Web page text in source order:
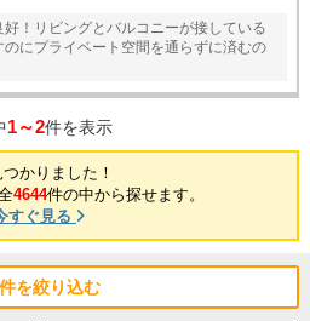
！リビングとバルコニーが接している
にプライベート空間を通らずに済むの
1～2件を表示
つかりました！
4644件の中から探せます。
すぐ見る
を絞り込む